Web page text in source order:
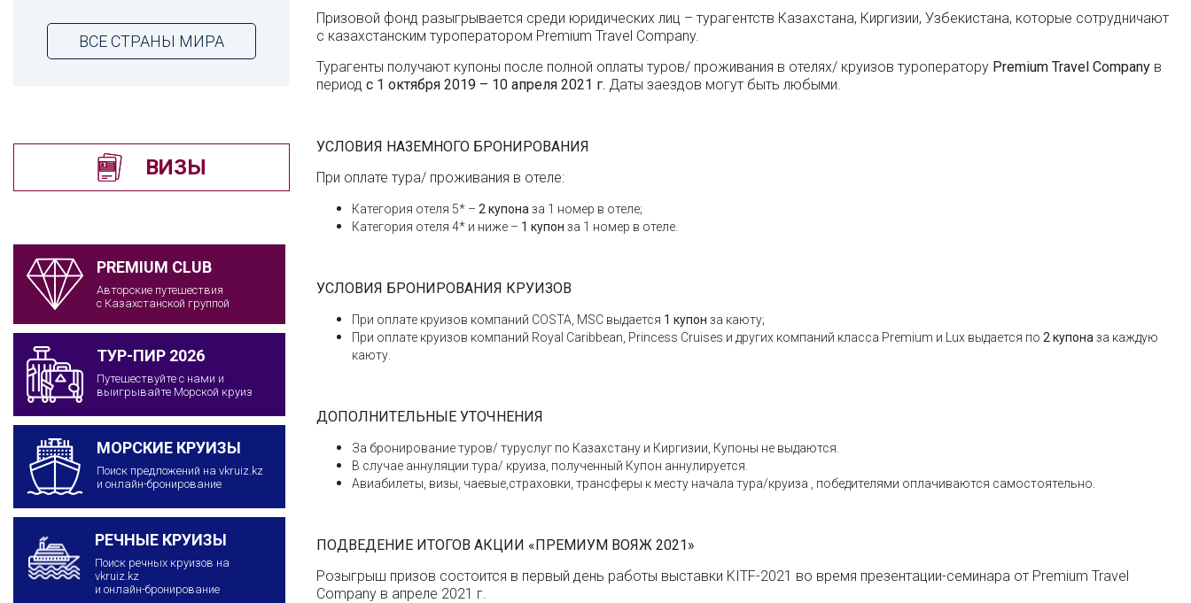
ВСЕ СТРАНЫ МИРА
ВИЗЫ
PREMIUM CLUB
Авторские путешествия
с Казахстанской группой
ТУР-ПИР 2026
Путешествуйте с нами и
выигрывайте Морской круиз
МОРСКИЕ КРУИЗЫ
Поиск предложений на vkruiz.kz
и онлайн-бронирование
РЕЧНЫЕ КРУИЗЫ
Поиск речных круизов на
vkruiz.kz
и онлайн-бронирование
Призовой фонд разыгрывается среди юридических лиц – турагентств Казахстана, Киргизии, Узбекистана, которые сотрудничают
с казахстанским туроператором Premium Trаvel Company.
Турагенты получают купоны после полной оплаты туров/ проживания в отелях/ круизов туроператору Premium Travel Company в
период с 1 октября 2019 – 10 апреля 2021 г. Даты заездов могут быть любыми.
УСЛОВИЯ НАЗЕМНОГО БРОНИРОВАНИЯ
При оплате тура/ проживания в отеле:
Категория отеля 5* – 2 купона за 1 номер в отеле;
Категория отеля 4* и ниже – 1 купон за 1 номер в отеле.
УСЛОВИЯ БРОНИРОВАНИЯ КРУИЗОВ
При оплате круизов компаний COSTA, MSC выдается 1 купон за каюту;
При оплате круизов компаний Royal Caribbean, Princess Cruises и других компаний класса Premium и Lux выдается по 2 купона за каждую
каюту.
ДОПОЛНИТЕЛЬНЫЕ УТОЧНЕНИЯ
За бронирование туров/ туруслуг по Казахстану и Киргизии, Купоны не выдаются.
В случае аннуляции тура/ круиза, полученный Купон аннулируется.
Авиабилеты, визы, чаевые,страховки, трансферы к месту начала тура/круиза , победителями оплачиваются самостоятельно.
ПОДВЕДЕНИЕ ИТОГОВ АКЦИИ «ПРЕМИУМ ВОЯЖ 2021»
Розыгрыш призов состоится в первый день работы выставки KITF-2021 во время презентации-семинара от Premium Trаvel
Company в апреле 2021 г.